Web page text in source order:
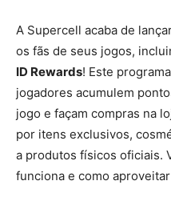
A Supercell acaba de
os fãs de seus jogos,
ID Rewards! Este
jogadores acumulem
jogo e façam compras na
por itens exclusivos,
a produtos físicos oficiais.
funciona e como